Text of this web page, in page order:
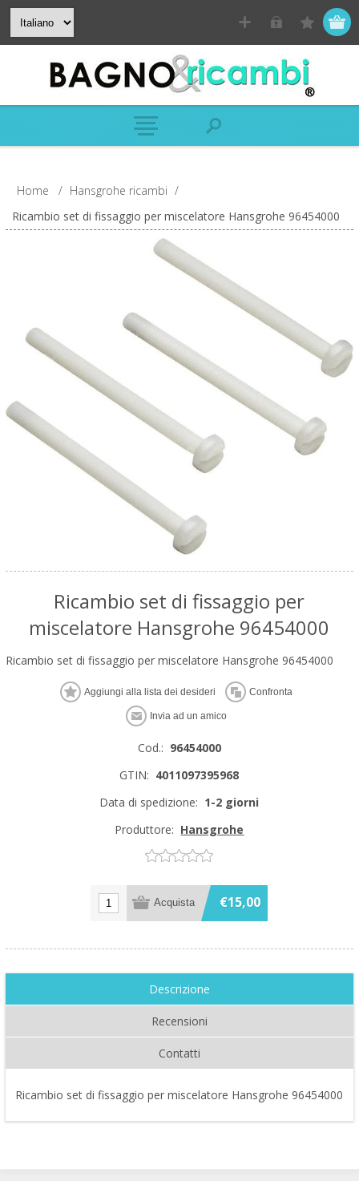
Home / Hansgrohe ricambi /
Ricambio set di fissaggio per miscelatore Hansgrohe 96454000
Ricambio set di fissaggio per
miscelatore Hansgrohe 96454000
Ricambio set di fissaggio per miscelatore Hansgrohe 96454000
Cod.: 96454000
GTIN: 4011097395968
Data di spedizione: 1-2 giorni
Produttore: Hansgrohe
€15,00
Descrizione
Recensioni
Contatti
Ricambio set di fissaggio per miscelatore Hansgrohe 96454000